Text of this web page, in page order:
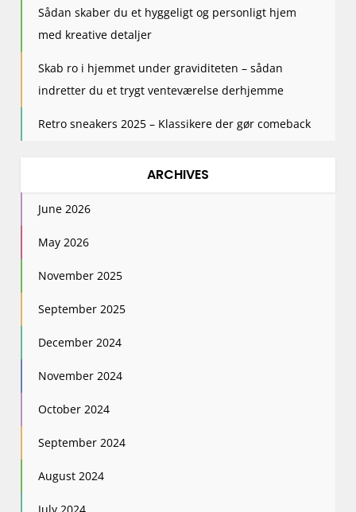
Sådan skaber du et hyggeligt og personligt hjem
med kreative detaljer
Skab ro i hjemmet under graviditeten – sådan
indretter du et trygt venteværelse derhjemme
Retro sneakers 2025 – Klassikere der gør comeback
ARCHIVES
June 2026
May 2026
November 2025
September 2025
December 2024
November 2024
October 2024
September 2024
August 2024